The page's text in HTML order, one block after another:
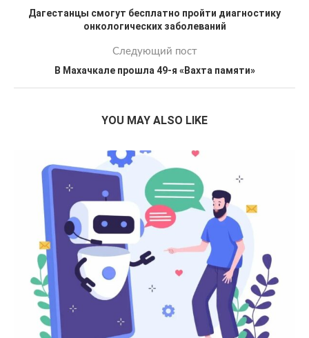
Дагестанцы смогут бесплатно пройти диагностику
онкологических заболеваний
Следующий пост
В Махачкале прошла 49-я «Вахта памяти»
YOU MAY ALSO LIKE